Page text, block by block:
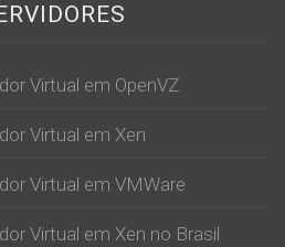
Virtual em OpenVZ
Virtual em Xen
Virtual em VMWare
Virtual em Xen no Brasil